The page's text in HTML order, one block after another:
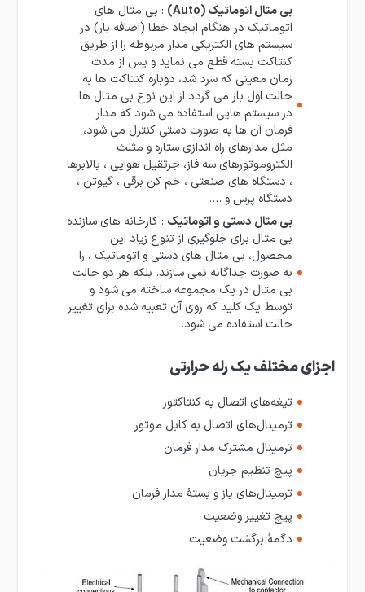
بی متال اتوماتیک (Auto)
: بی متال های
اتوماتیک در هنگام ایجاد خطا (اضافه بار) در
سیستم های الکتریکی مدار مربوطه را از طریق
کنتاکت بسته قطع می نماید و پس از مدت
زمان معینی که سرد شد، دوباره کنتاکت ها به
حالت اول باز می گردد.از این نوع بی متال ها
در سیستم هایی استفاده می شود که مدار
فرمان آن ها به صورت دستی کنترل می شود،
مثل مدارهای راه اندازی ستاره و مثلث
الکتروموتورهای سه فاز، جرثقیل هوایی ، بالابرها
، دستگاه های صنعتی ، خم کن برقی ، گیوتن ،
دستگاه پرس و ….
بی متال دستی و اتوماتیک : کارخانه های سازنده
بی متال برای جلوگیری از تنوع زیاد این
محصول، بی متال های دستی و اتوماتیک ، را
به صورت جداگانه نمی سازند. بلکه هر دو حالت
بی متال در یک مجموعه ساخته می شود و
توسط یک کلید که روی آن تعبیه شده برای تغییر
حالت استفاده می شود.
اجزای مختلف یک رله حرارتی
تیغه‌های اتصال به کنتاکتور
ترمینال‌های اتصال به کابل موتور
ترمینال مشترک مدار فرمان
پیچ تنظیم جریان
ترمینال‌های باز و بستهٔ مدار فرمان
پیچ تغییر وضعیت
دگمهٔ برگشت وضعیت